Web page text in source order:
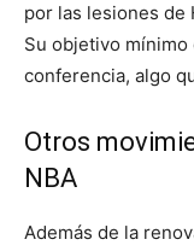
por las lesiones de
Su objetivo
conferencia, algo
Otros
NBA
Además de la